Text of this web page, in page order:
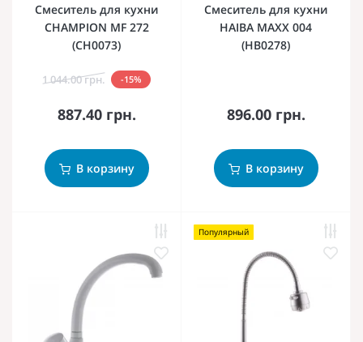
Смеситель для кухни
CHAMPION MF 272
(CH0073)
1 044.00 грн. -15%
887.40 грн.
В корзину
Смеситель для кухни
HAIBA MAXX 004
(HB0278)
896.00 грн.
В корзину
Популярный